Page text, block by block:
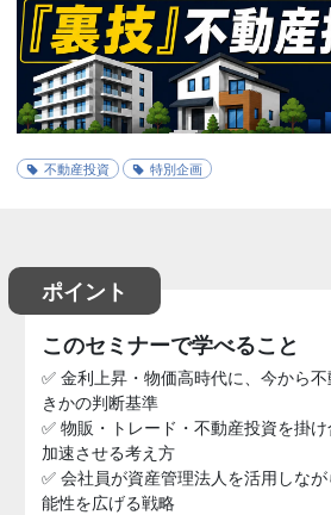
不動産投資 特別企画
ポイント
このセミナーで学べること
✅ 金利上昇・物価高時代に、今から
きかの判断基準
✅ 物販・トレード・不動産投資を掛
加速させる考え方
✅ 会社員が資産管理法人を活用しな
能性を広げる戦略